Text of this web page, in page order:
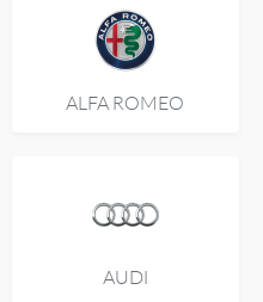
ALFA ROMEO
AUDI